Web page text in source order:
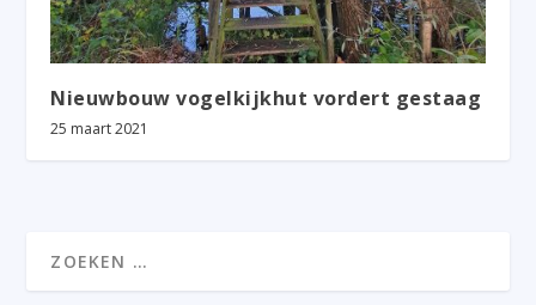
Nieuwbouw vogelkijkhut vordert gestaag
25 maart 2021